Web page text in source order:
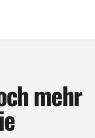
mehr